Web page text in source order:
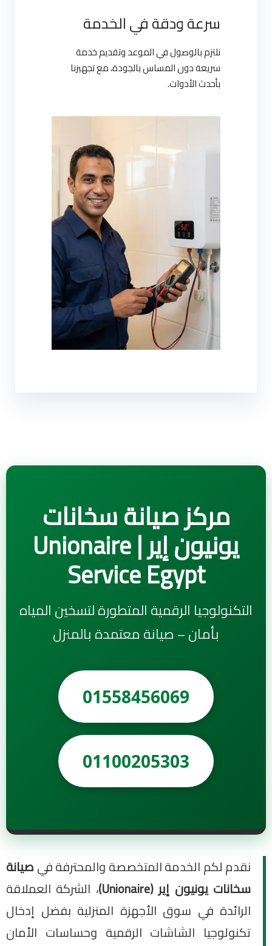
سرعة ودقة في الخدمة
نلتزم بالوصول في الموعد وتقديم خدمة
سريعة دون المساس بالجودة، مع تجهيزنا
بأحدث الأدوات.
مركز صيانة سخانات
يونيون إير | Unionaire
Service Egypt
التكنولوجيا الرقمية المتطورة لتسخين المياه
بأمان – صيانة معتمدة بالمنزل
01558456069
01100205303
نقدم لكم الخدمة المتخصصة والمحترفة فيصيانة
سخانات يونيون إير (Unionaire)
، الشركة العملاقة
الرائدة في سوق الأجهزة المنزلية بفضل إدخال
تكنولوجيا الشاشات الرقمية وحساسات الأمان